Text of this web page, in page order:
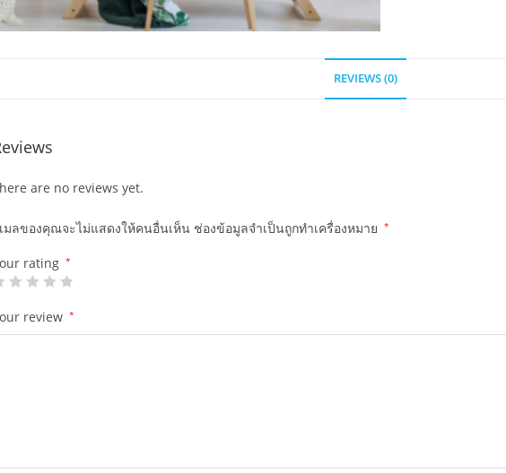
REVIEWS (0)
are no reviews yet.
มลของคุณจะไม่แสดงให้คนอื่นเห็น ช่องข้อมูลจำเป็นถูกทำเครื่องหมาย *
rating *
review *